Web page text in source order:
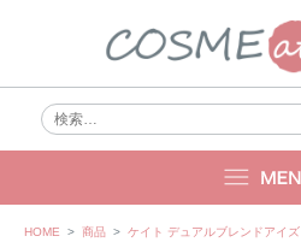
Skip
HOME > 商品 > ケイト デュアルブレンドアイズ